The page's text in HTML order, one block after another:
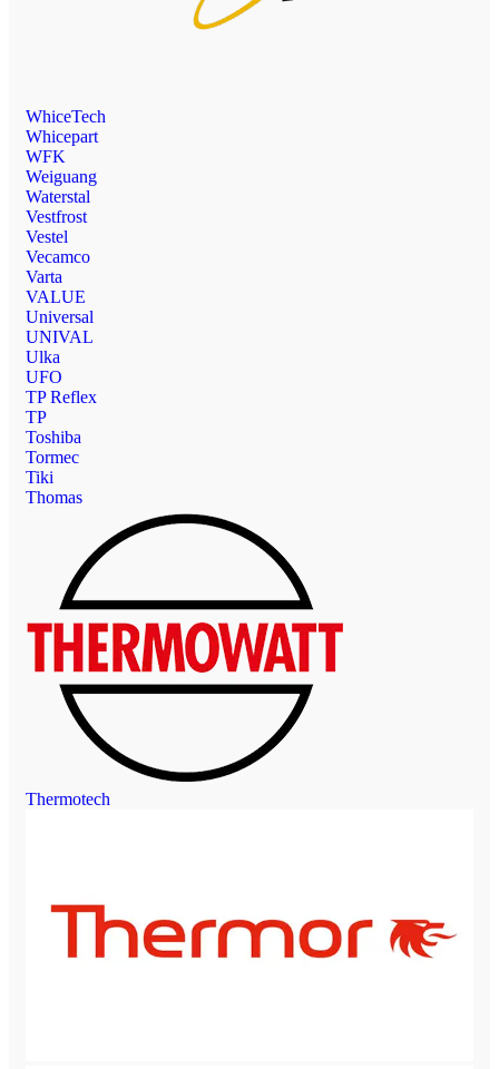
WhiceTech
Whicepart
WFK
Weiguang
Waterstal
Vestfrost
Vestel
Vecamco
Varta
VALUE
Universal
UNIVAL
Ulka
UFO
TP Reflex
TP
Toshiba
Tormec
Tiki
Thomas
Thermotech